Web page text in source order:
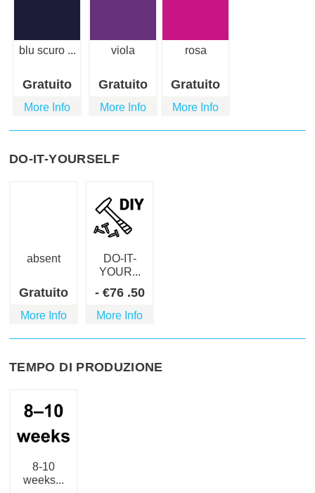
blu scuro ...
Gratuito
More Info
viola
Gratuito
More Info
rosa
Gratuito
More Info
DO-IT-YOURSELF
absent
Gratuito
More Info
DO-IT-
YOUR...
- €76 .50
More Info
TEMPO DI PRODUZIONE
8-10
weeks...